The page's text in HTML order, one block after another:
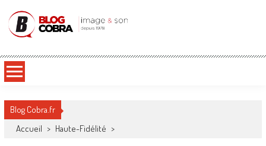
Blog Cobra
Blog Cobra.fr
Accueil > Haute-Fidélité >